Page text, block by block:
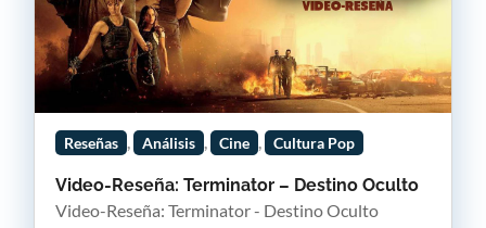
Video-Reseña: Terminator – Destino Oculto
Reseñas , Análisis , Cine , Cultura Pop
Video-Reseña: Terminator - Destino Oculto